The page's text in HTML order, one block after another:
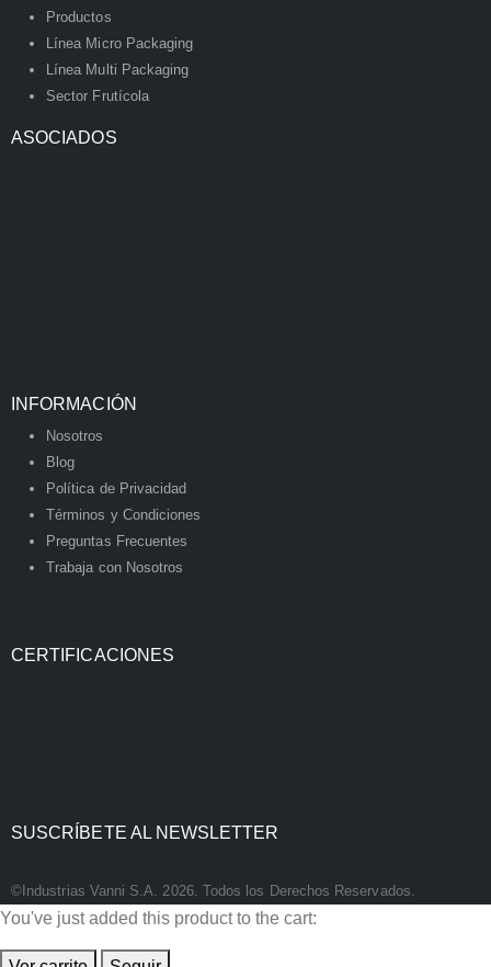
Productos
Línea Micro Packaging
Línea Multi Packaging
Sector Frutícola
ASOCIADOS
INFORMACIÓN
Nosotros
Blog
Política de Privacidad
Términos y Condiciones
Preguntas Frecuentes
Trabaja con Nosotros
CERTIFICACIONES
SUSCRÍBETE AL NEWSLETTER
©Industrias Vanni S.A. 2026. Todos los Derechos Reservados.
You've just added this product to the cart: